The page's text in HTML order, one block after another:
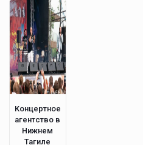
Концертное
агентство в
Нижнем
Тагиле